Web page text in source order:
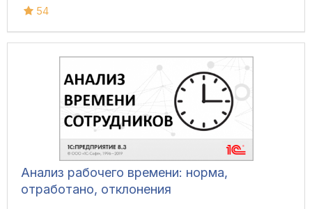
54
Анализ рабочего времени: норма,
отработано, отклонения